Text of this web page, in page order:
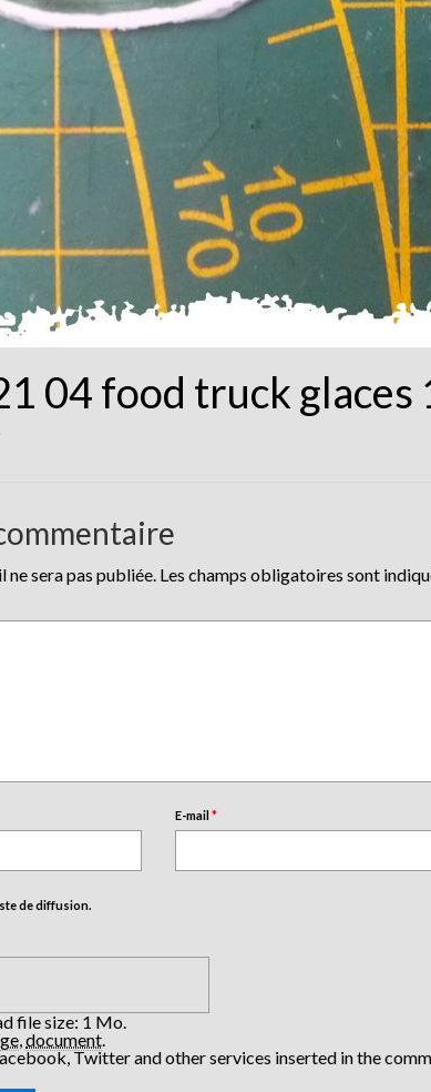
04 food truck glaces
sera pas publiée. Les champs obligatoires sont
E-mail*
de diffusion.
file size: 1 Mo.
document
Twitter and other services inserted in the